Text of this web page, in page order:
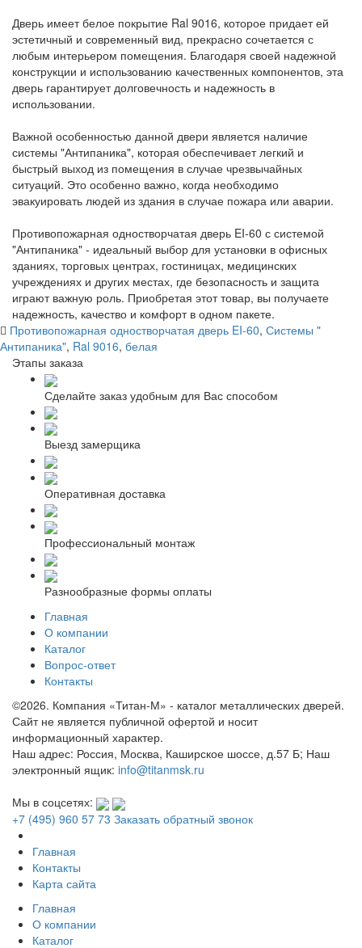
Дверь имеет белое покрытие Ral 9016, которое придает ей
эстетичный и современный вид, прекрасно сочетается с
любым интерьером помещения. Благодаря своей надежной
конструкции и использованию качественных компонентов, эта
дверь гарантирует долговечность и надежность в
использовании.
Важной особенностью данной двери является наличие
системы "Антипаника", которая обеспечивает легкий и
быстрый выход из помещения в случае чрезвычайных
ситуаций. Это особенно важно, когда необходимо
эвакуировать людей из здания в случае пожара или аварии.
Противопожарная одностворчатая дверь EI-60 с системой
"Антипаника" - идеальный выбор для установки в офисных
зданиях, торговых центрах, гостиницах, медицинских
учреждениях и других местах, где безопасность и защита
играют важную роль. Приобретая этот товар, вы получаете
надежность, качество и комфорт в одном пакете.
Противопожарная одностворчатая дверь EI-60, Системы "
Антипаника", Ral 9016, белая
Этапы заказа
Сделайте заказ удобным для Вас способом
Выезд замерщика
Оперативная доставка
Профессиональный монтаж
Разнообразные формы оплаты
Главная
О компании
Каталог
Вопрос-ответ
Контакты
©2026. Компания «Титан-М» - каталог металлических дверей.
Сайт не является публичной офертой и носит
информационный характер.
Наш адрес: Россия, Москва, Каширское шоссе, д.57 Б; Наш
электронный ящик: info@titanmsk.ru
Мы в соцсетях:
+7 (495) 960 57 73 Заказать обратный звонок
Главная
Контакты
Карта сайта
Главная
О компании
Каталог